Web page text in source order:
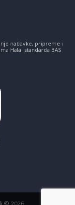
nabavke, pripreme i
Halal standarda BAS
© 2026